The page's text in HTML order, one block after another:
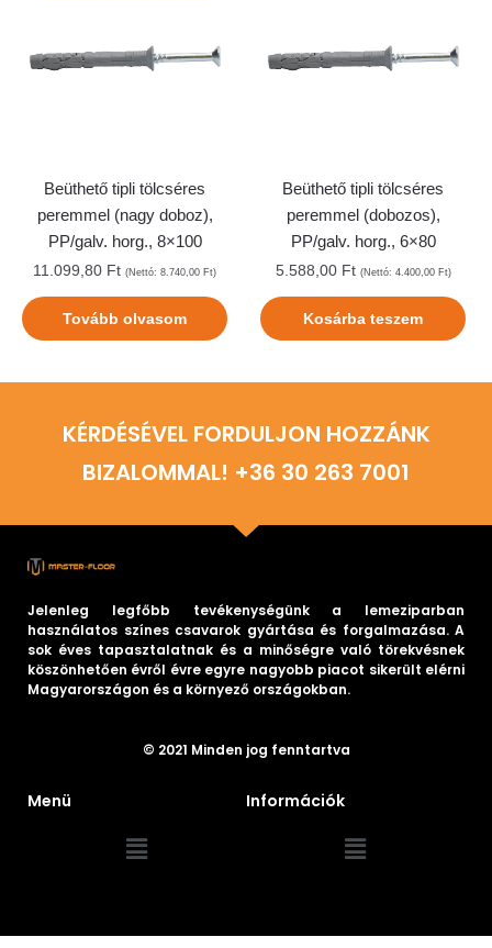
Beüthető tipli tölcséres
peremmel (nagy doboz),
PP/galv. horg., 8×100
11.099,80 Ft (Nettó:8.740,00 Ft)
Tovább olvasom
Beüthető tipli tölcséres
peremmel (dobozos),
PP/galv. horg., 6×80
5.588,00 Ft (Nettó: 4.400,00 Ft)
Kosárba teszem
KÉRDÉSÉVEL FORDULJON HOZZÁNK
BIZALOMMAL! +36 30 263 7001
Jelenleg legfőbb tevékenységünk a lemeziparban
használatos színes csavarok gyártása és forgalmazása. A
sok éves tapasztalatnak és a minőségre való törekvésnek
köszönhetően évről évre egyre nagyobb piacot sikerült elérni
Magyarországon és a környező országokban.
© 2021 Minden jog fenntartva
Menü Információk